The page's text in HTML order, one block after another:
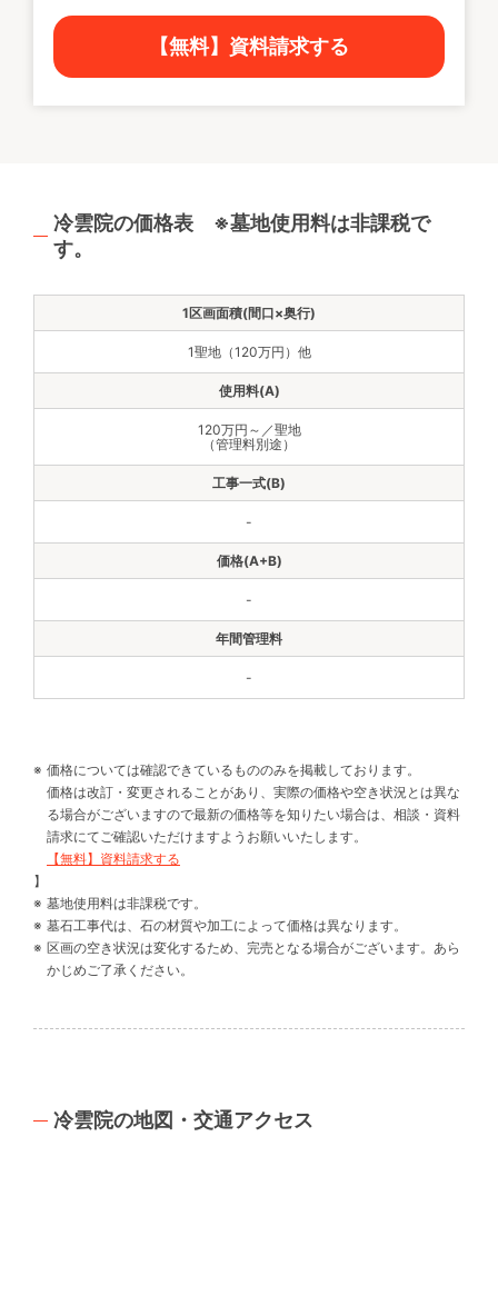
【無料】資料請求する
冷雲院の価格表 ※墓地使用料は非課税で
す。
1聖地（120万円）他
120万円～／聖地
（管理料別途）
-
-
-
価格については確認できているもののみを掲載しております。
価格は改訂・変更されることがあり、実際の価格や空き状況とは異な
る場合がございますので最新の価格等を知りたい場合は、相談・資料
請求にてご確認いただけますようお願いいたします。
【無料】資料請求する
】
墓地使用料は非課税です。
墓石工事代は、石の材質や加工によって価格は異なります。
区画の空き状況は変化するため、完売となる場合がございます。あら
かじめご了承ください。
冷雲院の地図・交通アクセス